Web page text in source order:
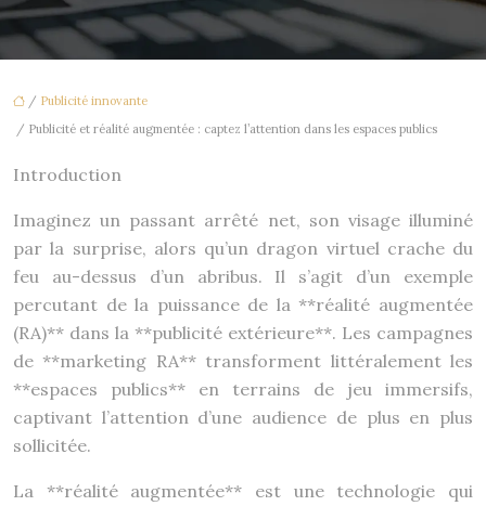
/ Publicité innovante
/ Publicité et réalité augmentée : captez l’attention dans les espaces publics
Introduction
Imaginez un passant arrêté net, son visage illuminé
par la surprise, alors qu’un dragon virtuel crache du
feu au-dessus d’un abribus. Il s’agit d’un exemple
percutant de la puissance de la **réalité augmentée
(RA)** dans la **publicité extérieure**. Les campagnes
de **marketing RA** transforment littéralement les
**espaces publics** en terrains de jeu immersifs,
captivant l’attention d’une audience de plus en plus
sollicitée.
La **réalité augmentée** est une technologie qui